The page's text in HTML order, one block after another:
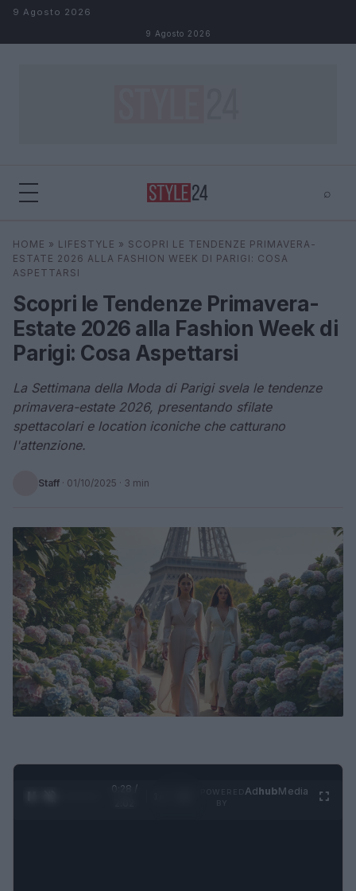
Salta al contenuto
9 Agosto 2026
9 Agosto 2026
⌕
Cerca ⌕
HOME » LIFESTYLE » SCOPRI LE TENDENZE PRIMAVERA-
ESTATE 2026 ALLA FASHION WEEK DI PARIGI: COSA
ASPETTARSI
Scopri le Tendenze Primavera-
Estate 2026 alla Fashion Week di
Parigi: Cosa Aspettarsi
La Settimana della Moda di Parigi svela le tendenze
primavera-estate 2026, presentando sfilate
spettacolari e location iconiche che catturano
l'attenzione.
Staff · 01/10/2025 · 3 min
0:29 /
AdhubMedia